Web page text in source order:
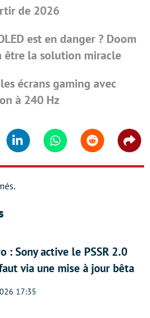
de 2026
est en danger ? Doom
être la solution miracle
écrans gaming avec
à 240 Hz
Linkedin WhatsappReddit
: Sony active le PSSR 2.0
via une mise à jour bêta
17:35